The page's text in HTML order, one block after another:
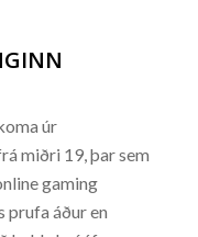
úr
miðri 19, þar sem
gaming
prufa áður en